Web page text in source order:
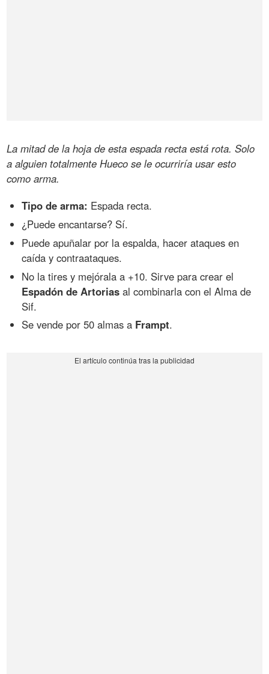
La mitad de la hoja de esta espada recta está rota. Solo
a alguien totalmente Hueco se le ocurriría usar esto
como arma.
Tipo de arma: Espada recta.
¿Puede encantarse? Sí.
Puede apuñalar por la espalda, hacer ataques en
caída y contraataques.
No la tires y mejórala a +10. Sirve para crear el
Espadón de Artorias al combinarla con el Alma de
Sif.
Se vende por 50 almas a Frampt.